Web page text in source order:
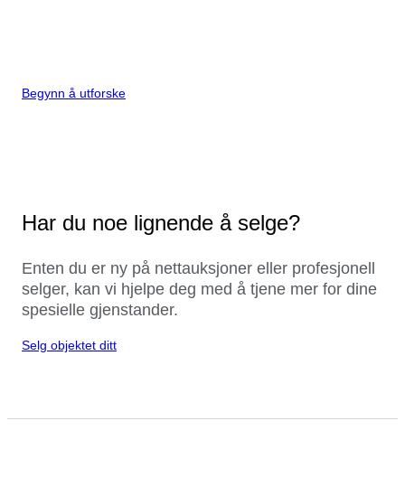
Begynn å utforske
Har du noe lignende å selge?
Enten du er ny på nettauksjoner eller profesjonell
selger, kan vi hjelpe deg med å tjene mer for dine
spesielle gjenstander.
Selg objektet ditt